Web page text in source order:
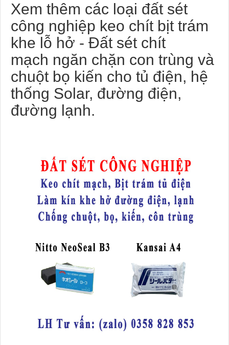
Xem thêm các loại đất sét
công nghiệp keo chít bịt trám
khe lỗ hở - Đất sét chít
mạch ngăn chặn con trùng và
chuột bọ kiến cho tủ điện, hệ
thống Solar, đường điện,
đường lạnh.